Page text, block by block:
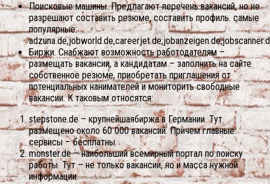
Поисковые машины. Предлагают перечень вакансий, но не
разрешают составить резюме, составить профиль. самые
популярные:
Биржи. Снабжают возможность работодателям –
размещать вакансии, а кандидатам – заполнить на сайте
собственное резюме, приобретать приглашения от
потенциальных нанимателей и мониторить свободные
вакансии. К таковым относятся:
stepstone.de – крупнейшаябиржа в Германии. Тут
размещено около 60 000 вакансий. Причем главные
сервисы – бесплатны.
monster.de – наибольший всемирный портал по поиску
работы. Тут – не только вакансии, но и масса нужной
информации.